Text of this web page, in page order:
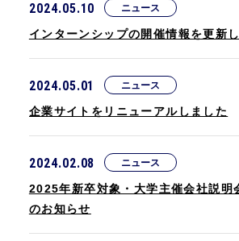
2024.05.10 ニュース
インターンシップの開催情報を更新
2024.05.01 ニュース
企業サイトをリニューアルしました
2024.02.08 ニュース
2025年新卒対象・大学主催会社説明
のお知らせ